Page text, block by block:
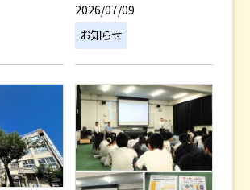
2026/07/09
お知らせ